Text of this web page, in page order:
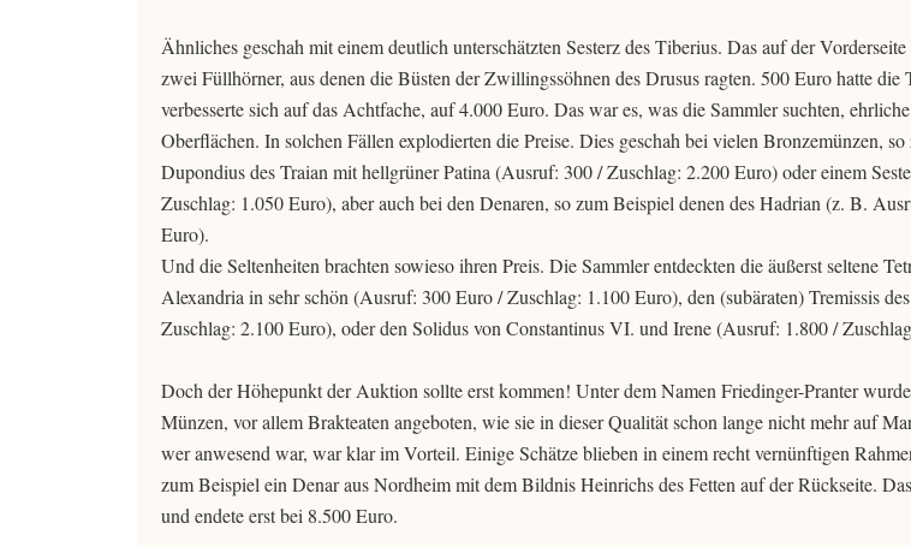
Ähnliches geschah mit einem deutlich unterschätzten Sesterz des Tiberius. Das auf der
zwei Füllhörner, aus denen die Büsten der Zwillingssöhnen des Drusus ragten. 500 Euro hatte die
verbesserte sich auf das Achtfache, auf 4.000 Euro. Das war es, was die Sammler suchten,
Oberflächen. In solchen Fällen explodierten die Preise. Dies geschah bei vielen Bronzemünzen,
Dupondius des Traian mit hellgrüner Patina (Ausruf: 300 / Zuschlag: 2.200 Euro) oder einem
Zuschlag: 1.050 Euro), aber auch bei den Denaren, so zum Beispiel denen des Hadrian (z. B.
Euro).
Und die Seltenheiten brachten sowieso ihren Preis. Die Sammler entdeckten die äußerst seltene
Alexandria in sehr schön (Ausruf: 300 Euro / Zuschlag: 1.100 Euro), den (subäraten) Tremissis
Zuschlag: 2.100 Euro), oder den Solidus von Constantinus VI. und Irene (Ausruf: 1.800 /
Doch der Höhepunkt der Auktion sollte erst kommen! Unter dem Namen Friedinger-Pranter
Münzen, vor allem Brakteaten angeboten, wie sie in dieser Qualität schon lange nicht mehr auf
wer anwesend war, war klar im Vorteil. Einige Schätze blieben in einem recht vernünftigen
zum Beispiel ein Denar aus Nordheim mit dem Bildnis Heinrichs des Fetten auf der Rückseite.
und endete erst bei 8.500 Euro.